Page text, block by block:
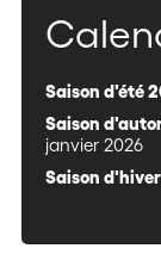
Saison d'été
Saison
janvier 2026
Saison